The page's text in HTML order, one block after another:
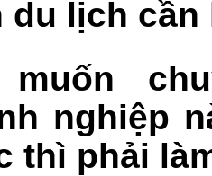
du lịch
muốn
nghiệp
thì phải